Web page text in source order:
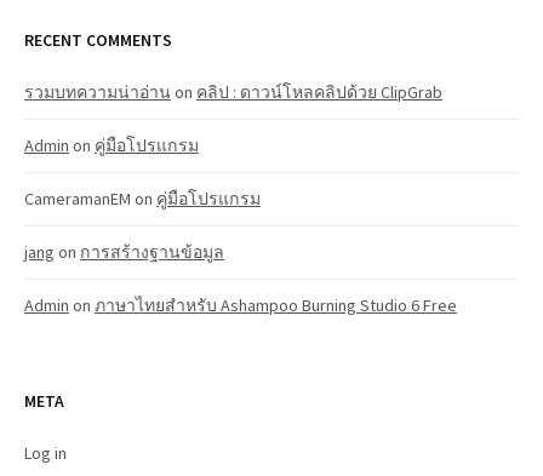
RECENT COMMENTS
รวมบทความน่าอ่านon คลิป : ดาวน์โหลคลิปด้วย ClipGrab
Admin on คู่มือโปรแกรม
CameramanEM on คู่มือโปรแกรม
jang on การสร้างฐานข้อมูล
Admin on ภาษาไทยสำหรับ Ashampoo Burning Studio 6 Free
META
Log in